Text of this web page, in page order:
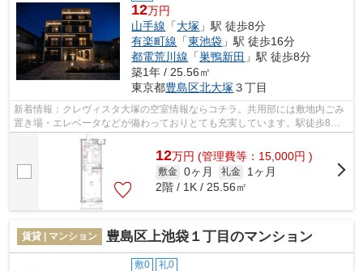
12万円
山手線 「大塚 」駅 徒歩8分
有楽町線 「東池袋 」駅 徒歩16分
都電荒川線 「巣鴨新田 」駅 徒歩8分
築1年 / 25.56㎡
東京都豊島区北大塚 ３丁目
新着情報：クレヴィスタ大塚の空室情報ならコチラ。共用部には敷地内ごみ
置き場・エレベータなどが備わっておりとても充実しています。駅徒歩8分
に駅が立地する物件なので、電車を多く...
12万円 (管理費等：15,000円 )
敷金 0ヶ月 礼金
1ヶ月
2階 / 1K / 25.56㎡
賃貸 | マンション 豊島区上池袋１丁目のマンション
敷0 礼0